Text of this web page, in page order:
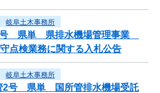
岐阜土木事務所
号 県単 県排水機場管理事業
点検業務に関する入札公告
岐阜土木事務所
2号 県単 国所管排水機場受託